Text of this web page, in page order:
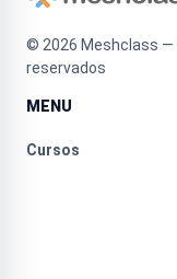
© 2026 Meshclass —
reservados
MENU
Cursos